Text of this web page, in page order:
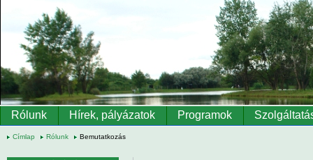
Ugrás a tartalomra
Rólunk Hírek, pályázatok Programok
Címlap Rólunk Bemutatkozás